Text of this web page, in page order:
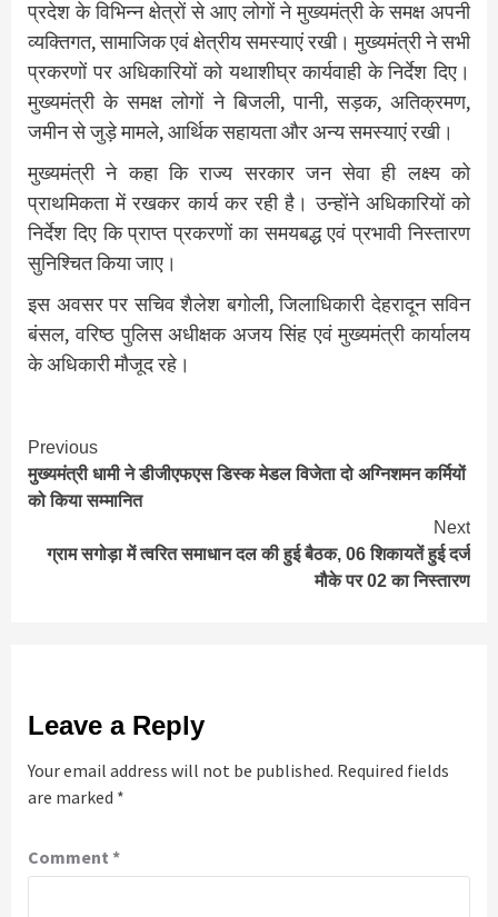
प्रदेश के विभिन्न क्षेत्रों से आए लोगों ने मुख्यमंत्री के समक्ष अपनी
व्यक्तिगत, सामाजिक एवं क्षेत्रीय समस्याएं रखी। मुख्यमंत्री ने सभी
प्रकरणों पर अधिकारियों को यथाशीघ्र कार्यवाही के निर्देश दिए।
मुख्यमंत्री के समक्ष लोगों ने बिजली, पानी, सड़क, अतिक्रमण,
जमीन से जुड़े मामले, आर्थिक सहायता और अन्य समस्याएं रखी।
मुख्यमंत्री ने कहा कि राज्य सरकार जन सेवा ही लक्ष्य को
प्राथमिकता में रखकर कार्य कर रही है। उन्होंने अधिकारियों को
निर्देश दिए कि प्राप्त प्रकरणों का समयबद्ध एवं प्रभावी निस्तारण
सुनिश्चित किया जाए।
इस अवसर पर सचिव शैलेश बगोली, जिलाधिकारी देहरादून सविन
बंसल, वरिष्ठ पुलिस अधीक्षक अजय सिंह एवं मुख्यमंत्री कार्यालय
के अधिकारी मौजूद रहे।
Continue
Reading
Previous
मुख्यमंत्री धामी ने डीजीएफएस डिस्क मेडल विजेता दो अग्निशमन कर्मियों
को किया सम्मानित
Next
ग्राम सगोड़ा में त्वरित समाधान दल की हुई बैठक, 06 शिकायतें हुई दर्ज
मौके पर 02 का निस्तारण
Leave a Reply
Your email address will not be published. Required fields
are marked *
Comment *